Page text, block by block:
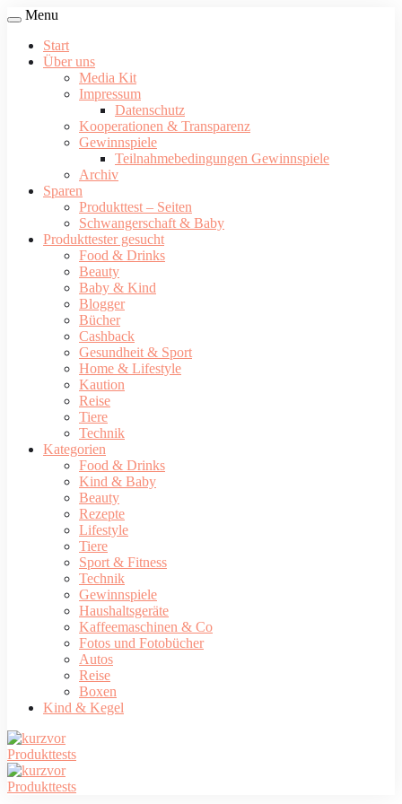
Menu
Start
Über uns
Media Kit
Impressum
Datenschutz
Kooperationen & Transparenz
Gewinnspiele
Teilnahmebedingungen Gewinnspiele
Archiv
Sparen
Produkttest – Seiten
Schwangerschaft & Baby
Produkttester gesucht
Food & Drinks
Beauty
Baby & Kind
Blogger
Bücher
Cashback
Gesundheit & Sport
Home & Lifestyle
Kaution
Reise
Tiere
Technik
Kategorien
Food & Drinks
Kind & Baby
Beauty
Rezepte
Lifestyle
Tiere
Sport & Fitness
Technik
Gewinnspiele
Haushaltsgeräte
Kaffeemaschinen & Co
Fotos und Fotobücher
Autos
Reise
Boxen
Kind & Kegel